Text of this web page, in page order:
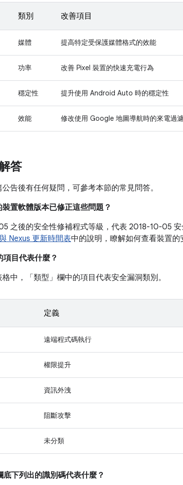
類別 改善項目
媒體 提高特定受保護媒體格式的效能
功率 改善 Pixel 裝置的快速充電行為
穩定性 提升使用 Android Auto 時的穩定性
效能 修改使用 Google 地圖導航時的來電過
答
告後有任何疑問，可參考本節的常見問答。
置軟體版本已修正這些問題？
之後的安全性修補程式等級，代表 2018-10-05
Nexus 更新時間表中的說明，瞭解如何查看裝置的
項目代表什麼？
中，「類型」 欄中的項目代表安全漏洞類別。
定義
遠端程式碼執行
權限提升
資訊外洩
阻斷攻擊
未分類
底下列出的識別碼代表什麼？